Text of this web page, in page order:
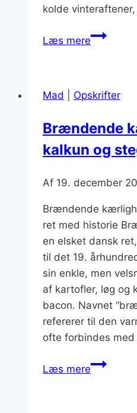
kolde
Læs mere
aftensmad
Mad Opskrifter
Brændende
kalkun og
Af 19. december
Brændende
ret med historie
en elsket dansk
til det 19.
sin enkle, men
af kartofler, løg og
bacon. Navnet
refererer til den
ofte forbindes
Læs mere